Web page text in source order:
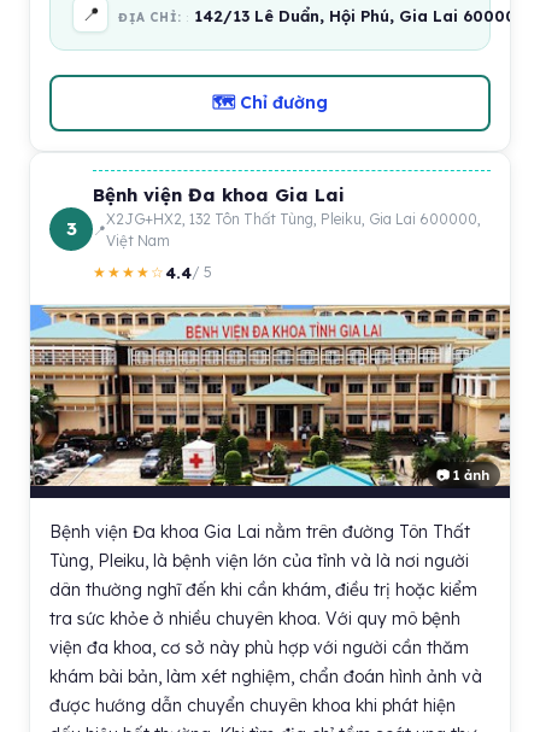
📍 ĐỊA CHỈ: 142/13 Lê Duẩn, Hội Phú, Gia Lai 600000,
🗺 Chỉ đường
3
Bệnh viện Đa khoa Gia Lai
X2JG+HX2, 132 Tôn Thất Tùng, Pleiku, Gia Lai 600000,
Việt Nam
★★★★☆4.4/ 5
📷 1 ảnh
Bệnh viện Đa khoa Gia Lai nằm trên đường Tôn Thất
Tùng, Pleiku, là bệnh viện lớn của tỉnh và là nơi người
dân thường nghĩ đến khi cần khám, điều trị hoặc kiểm
tra sức khỏe ở nhiều chuyên khoa. Với quy mô bệnh
viện đa khoa, cơ sở này phù hợp với người cần thăm
khám bài bản, làm xét nghiệm, chẩn đoán hình ảnh và
được hướng dẫn chuyển chuyên khoa khi phát hiện